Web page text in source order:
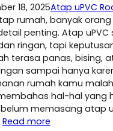
18, 2025Atap uPVC
rumah, banyak orang
penting. Atap uPVC
ringan, tapi
terasa panas, bising,
sampai hanya
rumah kamu
hal-hal yang
memasang atap
Read more